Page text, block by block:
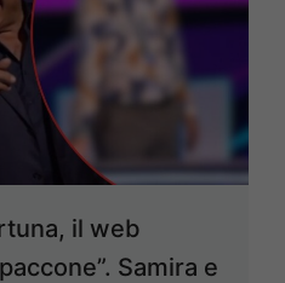
il web
Samira e